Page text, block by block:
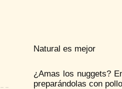
Natural es mejor
¿Amas los nuggets?
preparándolas con